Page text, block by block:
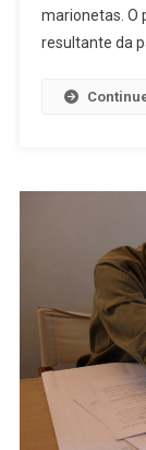
marionetas. O
resultante da